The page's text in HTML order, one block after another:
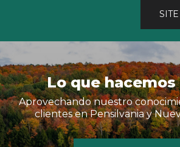
Lo que
Aprovechando nuestro
clientes en Pensilvania y